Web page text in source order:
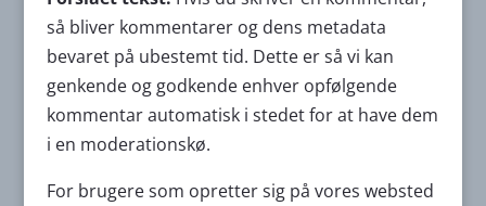
så bliver kommentarer og dens metadata
bevaret på ubestemt tid. Dette er så vi kan
genkende og godkende enhver opfølgende
kommentar automatisk i stedet for at have dem
i en moderationskø.
For brugere som opretter sig på vores websted